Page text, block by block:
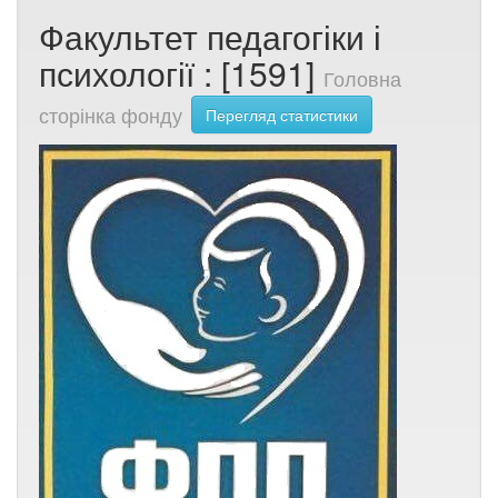
Факультет педагогіки і
психології : [1591] Головна
сторінка фонду
Перегляд статистики